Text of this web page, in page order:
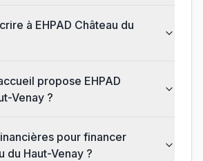
à EHPAD Château du
propose EHPAD
Venay ?
pour financer
du Haut-Venay ?